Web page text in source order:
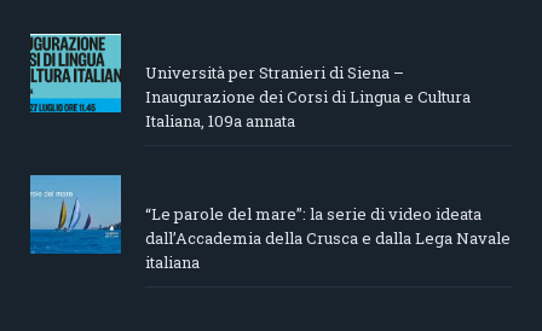
Università per Stranieri di Siena –
Inaugurazione dei Corsi di Lingua e Cultura
Italiana, 109a annata
“Le parole del mare”: la serie di video ideata
dall’Accademia della Crusca e dalla Lega Navale
italiana